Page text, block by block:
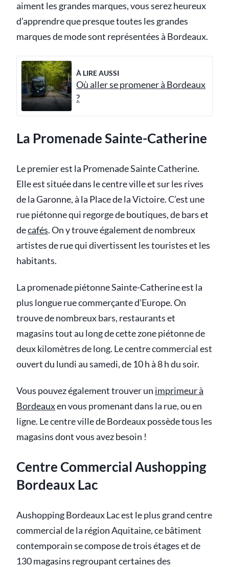
aiment les grandes marques, vous serez heureux
d’apprendre que presque toutes les grandes
marques de mode sont représentées à Bordeaux.
À LIRE AUSSI
Où aller se promener à Bordeaux
?
La Promenade Sainte-Catherine
Le premier est la Promenade Sainte Catherine.
Elle est située dans le centre ville et sur les rives
de la Garonne, à la Place de la Victoire. C’est une
rue piétonne qui regorge de boutiques, de bars et
decafés. On y trouve également de nombreux
artistes de rue qui divertissent les touristes et les
habitants.
La promenade piétonne Sainte-Catherine est la
plus longue rue commerçante d’Europe. On
trouve de nombreux bars, restaurants et
magasins tout au long de cette zone piétonne de
deux kilomètres de long. Le centre commercial est
ouvert du lundi au samedi, de 10 h à 8 h du soir.
Vous pouvez également trouver un imprimeur à
Bordeauxen vous promenant dans la rue, ou en
ligne. Le centre ville de Bordeaux possède tous les
magasins dont vous avez besoin !
Centre Commercial Aushopping
Bordeaux Lac
Aushopping Bordeaux Lac est le plus grand centre
commercial de la région Aquitaine, ce bâtiment
contemporain se compose de trois étages et de
130 magasins regroupant certaines des